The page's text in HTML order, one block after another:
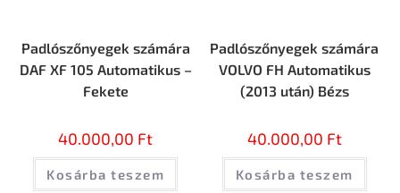
Padlószőnyegek számára
DAF XF 105 Automatikus –
Fekete
40.000,00 Ft
Kosárba teszem
Padlószőnyegek számára
VOLVO FH Automatikus
(2013 után) Bézs
40.000,00 Ft
Kosárba teszem